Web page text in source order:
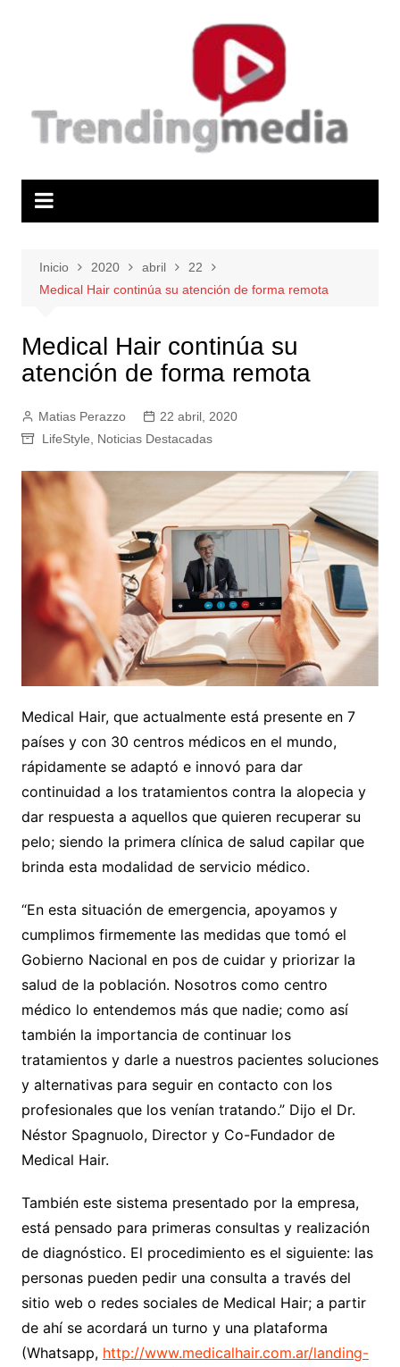
Inicio 2020 abril
22
Medical Hair continúa su atención de forma remota
Medical Hair continúa su
atención de forma remota
Matias Perazzo
22 abril, 2020
LifeStyle, Noticias Destacadas
Medical Hair, que actualmente está presente en 7
países y con 30 centros médicos en el mundo,
rápidamente se adaptó e innovó para dar
continuidad a los tratamientos contra la alopecia y
dar respuesta a aquellos que quieren recuperar su
pelo; siendo la primera clínica de salud capilar que
brinda esta modalidad de servicio médico.
“En esta situación de emergencia, apoyamos y
cumplimos firmemente las medidas que tomó el
Gobierno Nacional en pos de cuidar y priorizar la
salud de la población. Nosotros como centro
médico lo entendemos más que nadie; como así
también la importancia de continuar los
tratamientos y darle a nuestros pacientes soluciones
y alternativas para seguir en contacto con los
profesionales que los venían tratando.” Dijo el Dr.
Néstor Spagnuolo, Director y Co-Fundador de
Medical Hair.
También este sistema presentado por la empresa,
está pensado para primeras consultas y realización
de diagnóstico. El procedimiento es el siguiente: las
personas pueden pedir una consulta a través del
sitio web o redes sociales de Medical Hair; a partir
de ahí se acordará un turno y una plataforma
(Whatsapp, http://www.medicalhair.com.ar/landing-